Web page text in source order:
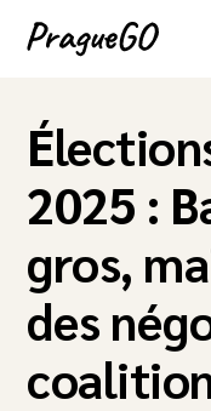
2025 :
gros,
des